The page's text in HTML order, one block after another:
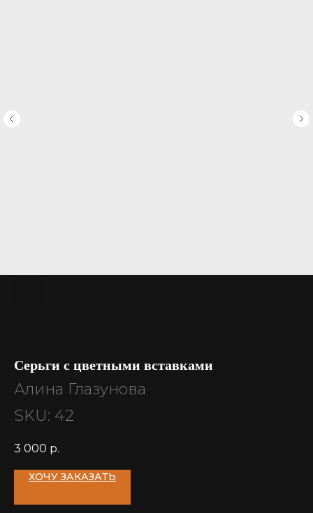
Серьги с цветными вставками
Алина Глазунова
SKU: 42
3 000 р.
ХОЧУ ЗАКАЗАТЬ